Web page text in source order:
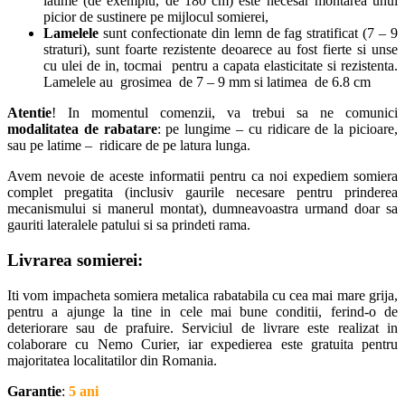
picior de sustinere pe mijlocul somierei,
Lamelele sunt confectionate din lemn de fag stratificat (7 – 9
straturi), sunt foarte rezistente deoarece au fost fierte si unse
cu ulei de in, tocmai pentru a capata elasticitate si rezistenta.
Lamelele au grosimea de 7 – 9 mm si latimea de 6.8 cm
Atentie! In momentul comenzii, va trebui sa ne comunici
modalitatea de rabatare: pe lungime – cu ridicare de la picioare,
sau pe latime – ridicare de pe latura lunga.
Avem nevoie de aceste informatii pentru ca noi expediem somiera
complet pregatita (inclusiv gaurile necesare pentru prinderea
mecanismului si manerul montat), dumneavoastra urmand doar sa
gauriti lateralele patului si sa prindeti rama.
Livrarea somierei:
Iti vom impacheta somiera metalica rabatabila cu cea mai mare grija,
pentru a ajunge la tine in cele mai bune conditii, ferind-o de
deteriorare sau de prafuire. Serviciul de livrare este realizat in
colaborare cu Nemo Curier, iar expedierea este gratuita pentru
majoritatea localitatilor din Romania.
Garantie: 5 ani